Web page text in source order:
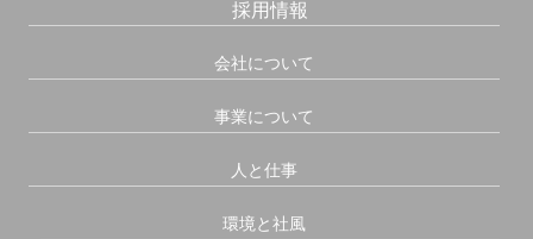
採用情報
会社について
事業について
人と仕事
環境と社風